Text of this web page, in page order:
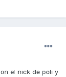
el nick de poli y